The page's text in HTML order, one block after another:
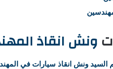
ونش انقاذ
السيد ونش انقاذ سيارات في